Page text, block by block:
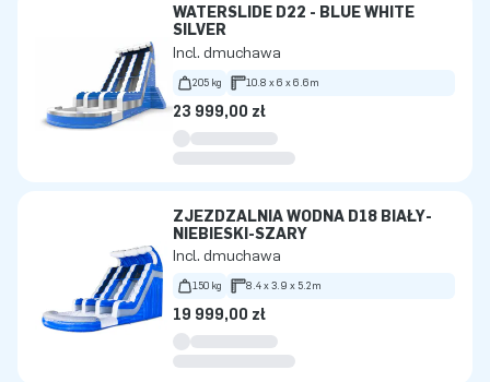
WATERSLIDE D22 - BLUE WHITE
SILVER
Incl. dmuchawa
205 kg 10.8 x 6 x 6.6m
23 999,00 zł
ZJEŻDŻALNIA WODNA D18 BIAŁY-
NIEBIESKI-SZARY
Incl. dmuchawa
150 kg 8.4 x 3.9 x 5.2m
19 999,00 zł